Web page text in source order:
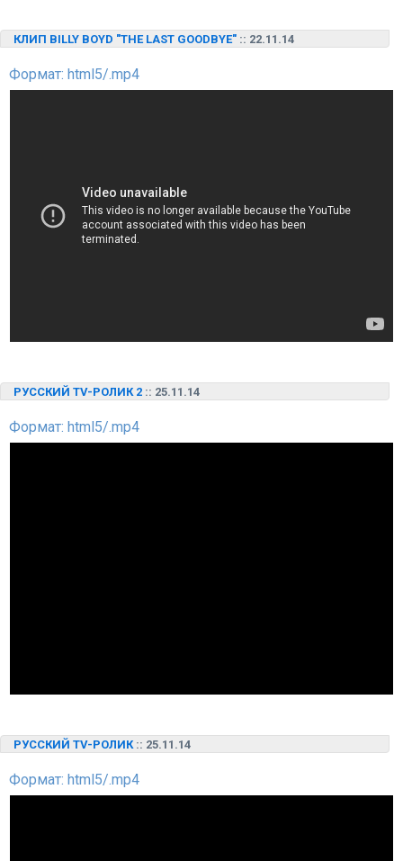
КЛИП BILLY BOYD "THE LAST GOODBYE" :: 22.11.14
Формат: html5/.mp4
РУССКИЙ TV-РОЛИК 2 :: 25.11.14
Формат: html5/.mp4
РУССКИЙ TV-РОЛИК :: 25.11.14
Формат: html5/.mp4